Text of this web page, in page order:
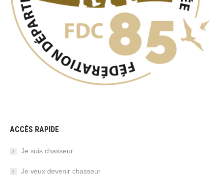
ACCÈS RAPIDE
Je suis chasseur
Je veux devenir chasseur